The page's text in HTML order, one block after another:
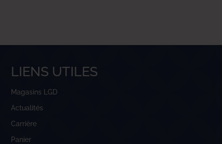
LIENS UTILES
Magasins LGD
Actualités
Carrière
Panier